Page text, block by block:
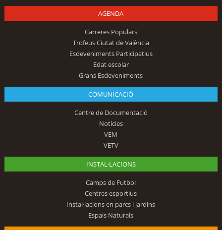
AGENDA
Carreres Populars
Trofeus Ciutat de València
Esdeveniments Participatius
Edat escolar
Grans Esdeveniments
COMUNICACIÓ
Centre de Documentació
Notícies
VEM
VETV
INSTAL·LACIONS
Camps de Futbol
Centres esportius
Instal·lacions en parcs i jardins
Espais Naturals